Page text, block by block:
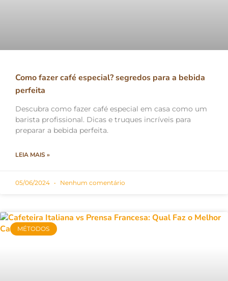
Como fazer café especial? segredos para a bebida
perfeita
Descubra como fazer café especial em casa como um
barista profissional. Dicas e truques incríveis para
preparar a bebida perfeita.
LEIA MAIS »
05/06/2024 Nenhum comentário
MÉTODOS